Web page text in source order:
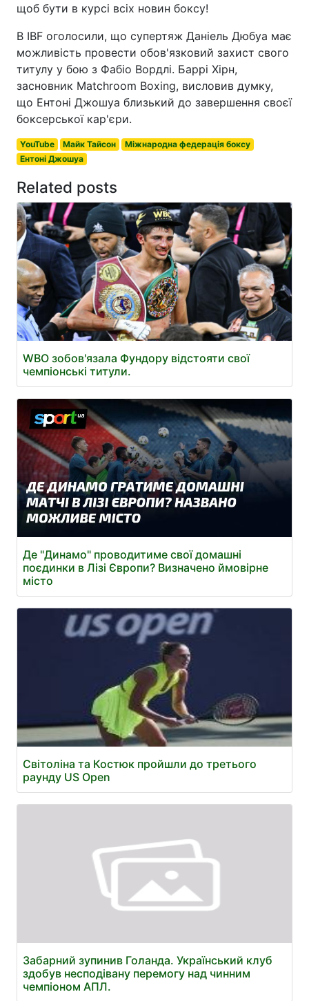
щоб бути в курсі всіх новин боксу!
В IBF оголосили, що супертяж Даніель Дюбуа має
можливість провести обов'язковий захист свого
титулу у бою з Фабіо Вордлі. Баррі Хірн,
засновник Matchroom Boxing, висловив думку,
що Ентоні Джошуа близький до завершення своєї
боксерської кар'єри.
YouTube Майк Тайсон
Міжнародна федерація боксу
Ентоні Джошуа
Related posts
WBO зобов'язала Фундору відстояти свої
чемпіонські титули.
Де "Динамо" проводитиме свої домашні
поєдинки в Лізі Європи? Визначено ймовірне
місто
Світоліна та Костюк пройшли до третього
раунду US Open
Забарний зупинив Голанда. Український клуб
здобув несподівану перемогу над чинним
чемпіоном АПЛ.